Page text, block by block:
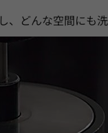
、どんな空間にも洗